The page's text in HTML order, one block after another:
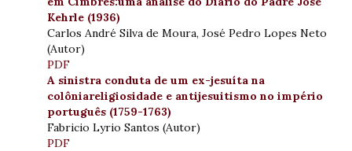
Kehrle (1936)
Carlos André Silva de Moura, José Pedro Lopes Neto
(Autor)
PDF
A sinistra conduta de um ex-jesuíta na
colôniareligiosidade e antijesuitismo no império
português (1759-1763)
Fabricio Lyrio Santos (Autor)
PDF